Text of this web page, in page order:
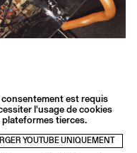
est requis
l'usage de cookies
tierces.
YOUTUBE UNIQUEMENT